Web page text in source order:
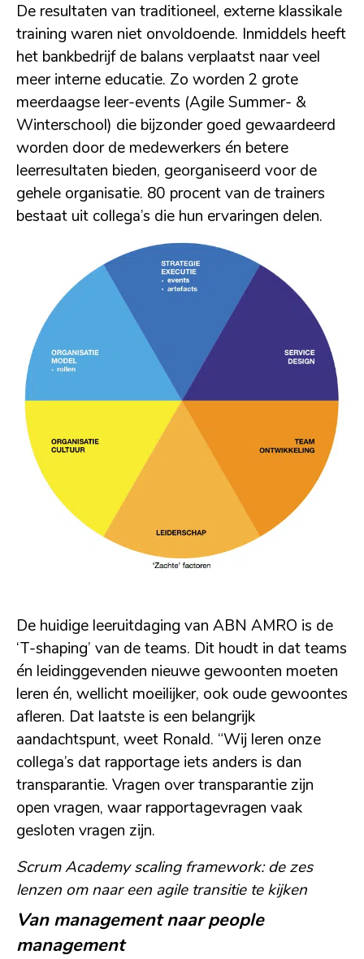
De resultaten van traditioneel, externe klassikale
training waren niet onvoldoende. Inmiddels heeft
het bankbedrijf de balans verplaatst naar veel
meer interne educatie. Zo worden 2 grote
meerdaagse leer-events (Agile Summer- &
Winterschool) die bijzonder goed gewaardeerd
worden door de medewerkers én betere
leerresultaten bieden, georganiseerd voor de
gehele organisatie. 80 procent van de trainers
bestaat uit collega’s die hun ervaringen delen.
De huidige leeruitdaging van ABN AMRO is de
‘T-shaping’ van de teams. Dit houdt in dat teams
én leidinggevenden nieuwe gewoonten moeten
leren én, wellicht moeilijker, ook oude gewoontes
afleren. Dat laatste is een belangrijk
aandachtspunt, weet Ronald. “Wij leren onze
collega’s dat rapportage iets anders is dan
transparantie. Vragen over transparantie zijn
open vragen, waar rapportagevragen vaak
gesloten vragen zijn.
Scrum Academy scaling framework: de zes
lenzen om naar een agile transitie te kijken
Van management naar people
management